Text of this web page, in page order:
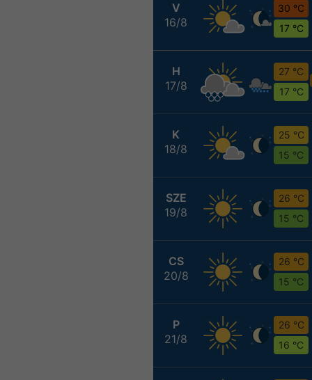
V
16/8
30 °C
17 °C
H
17/8
27 °C
17 °C
K
18/8
25 °C
15 °C
SZE
19/8
26 °C
15 °C
CS
20/8
26 °C
15 °C
P
21/8
26 °C
16 °C